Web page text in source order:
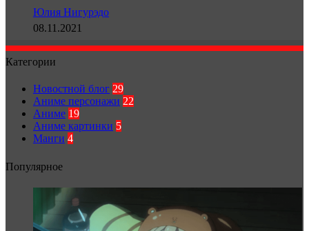
Юлия Нигурэдо
08.11.2021
Категории
Новостной блог 29
Аниме персонажи 22
Аниме 19
Аниме картинки 5
Манги 4
Популярное